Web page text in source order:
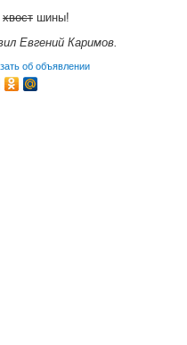
хвост шины!
Евгений Каримов.
об объявлении